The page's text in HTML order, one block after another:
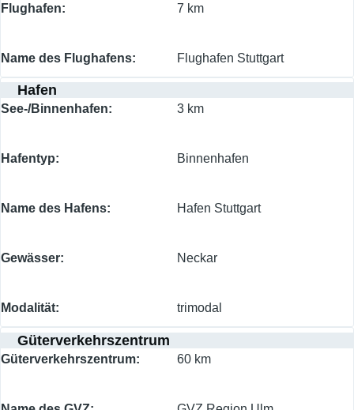
Flughafen 7 km
Name des Flughafens Flughafen Stuttgart
Hafen
See-/Binnenhafen 3 km
Hafentyp Binnenhafen
Name des Hafens Hafen Stuttgart
Gewässer Neckar
Modalität trimodal
Güterverkehrszentrum
Güterverkehrszentrum 60 km